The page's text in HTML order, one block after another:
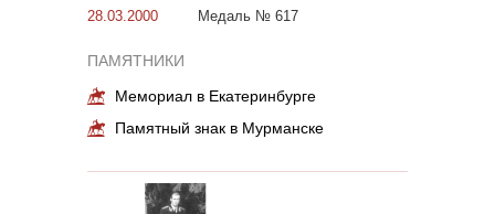
28.03.2000 Медаль № 617
ПАМЯТНИКИ
Мемориал в Екатеринбурге
Памятный знак в Мурманске